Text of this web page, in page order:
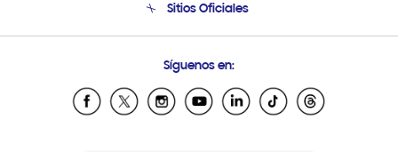
Soporte vía eMail
Sitios Oficiales
Samsung Ecuador
Samsung El Salvador
Síguenos en: